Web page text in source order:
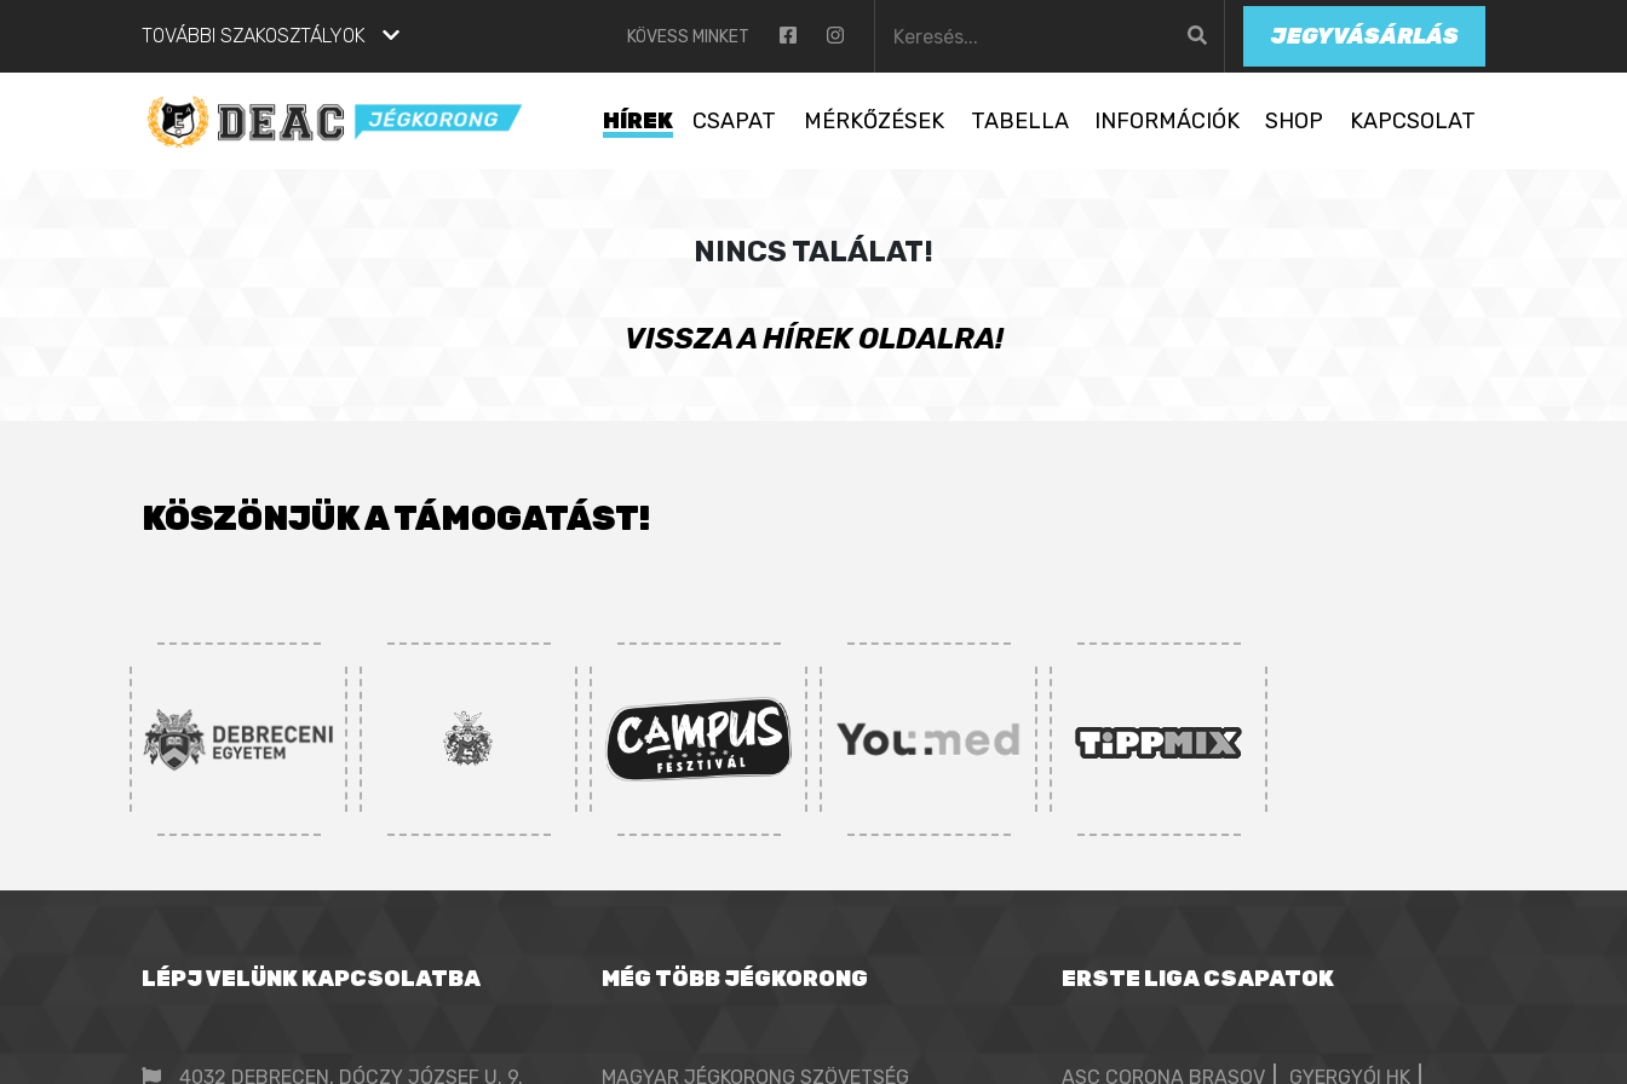
TOVÁBBI SZAKOSZTÁLYOK KÖVESS MINKET JEGYVÁSÁRLÁS
HÍREK CSAPAT MÉRKŐZÉSEK TABELLA INFORMÁCIÓK SHOP KAPCSOLAT
NINCS TALÁLAT!
VISSZA A HÍREK OLDALRA!
KÖSZÖNJÜK A TÁMOGATÁST!
LÉPJ VELÜNK KAPCSOLATBA
4032 DEBRECEN, DÓCZY JÓZSEF U. 9.
MÉG TÖBB JÉGKORONG
MAGYAR JÉGKORONG SZÖVETSÉG
ERSTE LIGA CSAPATOK
ASC CORONA BRASOV GYERGYÓI HK